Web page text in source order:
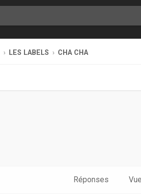
LES LABELS CHA CHA
Réponses